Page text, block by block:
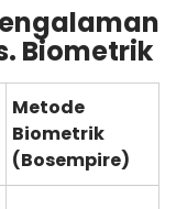
Biometrik
Metode
Biometrik
(Bosempire)